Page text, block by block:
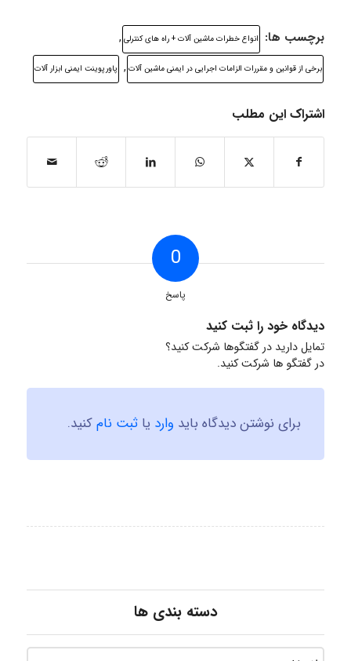
برچسب ها: انواع خطرات ماشین آلات + راه های کنترلی ,
برخی از قوانین و مقررات الزامات اجرایی در ایمنی ماشین آلات , پاورپوینت ایمنی ابزار آلات
اشتراک این مطلب
0
پاسخ
دیدگاه خود را ثبت کنید
تمایل دارید در گفتگوها شرکت کنید؟
در گفتگو ها شرکت کنید.
برای نوشتن دیدگاه باید وارد یا ثبت نامکنید.
دسته بندی ها